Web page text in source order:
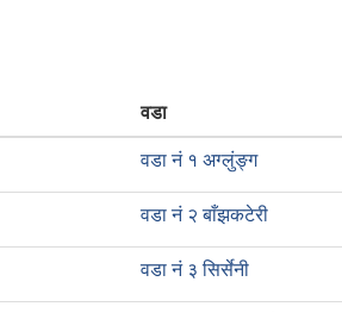
वडा
वडा नं १ अग्लुंङ्ग
वडा नं २ बाँझकटेरी
वडा नं ३ सिर्सेनी